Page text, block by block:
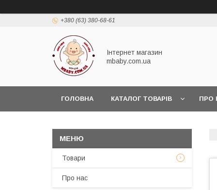
+380 (63) 380-68-61
Інтернет магазин
mbaby.com.ua
ГОЛОВНА КАТАЛОГ ТОВАРІВ ПРО
Товари
Про нас